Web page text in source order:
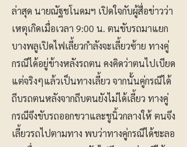
ล่าสุด นายณัฐชโนดมฯ เปิดใจกับผู้สื่อข่าวว่า
เหตุเกิดเมื่อเวลา 9:00 น. ตนขับรถมาแยก
บางพลูเปิดไฟเลี้ยวกำลังจะเลี้ยวซ้าย ทางคู่
กรณีได้อยู่ข้างหลังรถตน คงคิดว่าตนไปเบียด
แต่จริงๆแล้วเป็นทางเลี้ยว จากนั้นคู่กรณีได้
ถีบรถตนหลังจากถีบตนยังไม่ได้เลี้ยว ทางคู่
กรณีจึงขับรถออกขวาและชูนิ้วกลางให้ ตนจึง
เลี้ยวรถไปตามทาง พบว่าทางคู่กรณีได้ชะลอ